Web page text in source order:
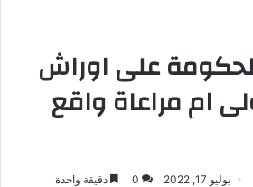
على اوراش
ام مراعاة واقع
يوليو 17, 2022 0 دقيقة واحدة